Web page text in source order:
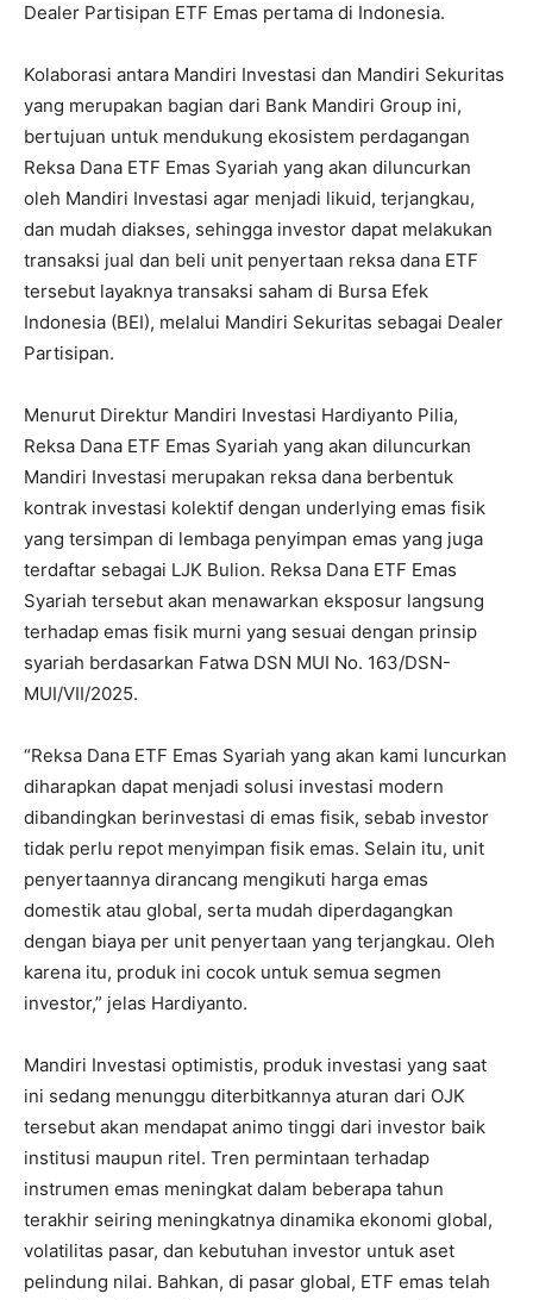
Dealer Partisipan ETF Emas pertama di Indonesia.
Kolaborasi antara Mandiri Investasi dan Mandiri Sekuritas
yang merupakan bagian dari Bank Mandiri Group ini,
bertujuan untuk mendukung ekosistem perdagangan
Reksa Dana ETF Emas Syariah yang akan diluncurkan
oleh Mandiri Investasi agar menjadi likuid, terjangkau,
dan mudah diakses, sehingga investor dapat melakukan
transaksi jual dan beli unit penyertaan reksa dana ETF
tersebut layaknya transaksi saham di Bursa Efek
Indonesia (BEI), melalui Mandiri Sekuritas sebagai Dealer
Partisipan.
Menurut Direktur Mandiri Investasi Hardiyanto Pilia,
Reksa Dana ETF Emas Syariah yang akan diluncurkan
Mandiri Investasi merupakan reksa dana berbentuk
kontrak investasi kolektif dengan underlying emas fisik
yang tersimpan di lembaga penyimpan emas yang juga
terdaftar sebagai LJK Bulion. Reksa Dana ETF Emas
Syariah tersebut akan menawarkan eksposur langsung
terhadap emas fisik murni yang sesuai dengan prinsip
syariah berdasarkan Fatwa DSN MUI No. 163/DSN-
MUI/VII/2025.
“Reksa Dana ETF Emas Syariah yang akan kami luncurkan
diharapkan dapat menjadi solusi investasi modern
dibandingkan berinvestasi di emas fisik, sebab investor
tidak perlu repot menyimpan fisik emas. Selain itu, unit
penyertaannya dirancang mengikuti harga emas
domestik atau global, serta mudah diperdagangkan
dengan biaya per unit penyertaan yang terjangkau. Oleh
karena itu, produk ini cocok untuk semua segmen
investor,” jelas Hardiyanto.
Mandiri Investasi optimistis, produk investasi yang saat
ini sedang menunggu diterbitkannya aturan dari OJK
tersebut akan mendapat animo tinggi dari investor baik
institusi maupun ritel. Tren permintaan terhadap
instrumen emas meningkat dalam beberapa tahun
terakhir seiring meningkatnya dinamika ekonomi global,
volatilitas pasar, dan kebutuhan investor untuk aset
pelindung nilai. Bahkan, di pasar global, ETF emas telah